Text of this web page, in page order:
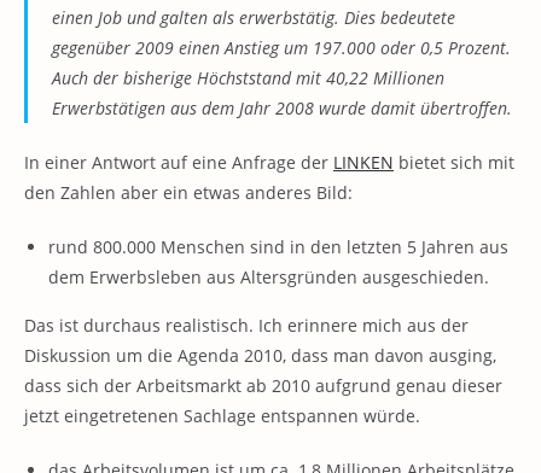
einen Job und galten als erwerbstätig. Dies bedeutete
gegenüber 2009 einen Anstieg um 197.000 oder 0,5 Prozent.
Auch der bisherige Höchststand mit 40,22 Millionen
Erwerbstätigen aus dem Jahr 2008 wurde damit übertroffen.
In einer Antwort auf eine Anfrage der LINKEN bietet sich mit
den Zahlen aber ein etwas anderes Bild:
rund 800.000 Menschen sind in den letzten 5 Jahren aus
dem Erwerbsleben aus Altersgründen ausgeschieden.
Das ist durchaus realistisch. Ich erinnere mich aus der
Diskussion um die Agenda 2010, dass man davon ausging,
dass sich der Arbeitsmarkt ab 2010 aufgrund genau dieser
jetzt eingetretenen Sachlage entspannen würde.